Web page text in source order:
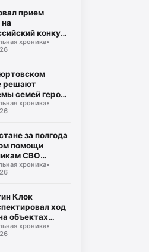
прием
на
конкурс
детского
– 2027»
хроника•
решают
семей героев
хроника•
за полгода
помощи
СВО
около
обращений
хроника•
Клок
ход
объектах
в
и
хроника•